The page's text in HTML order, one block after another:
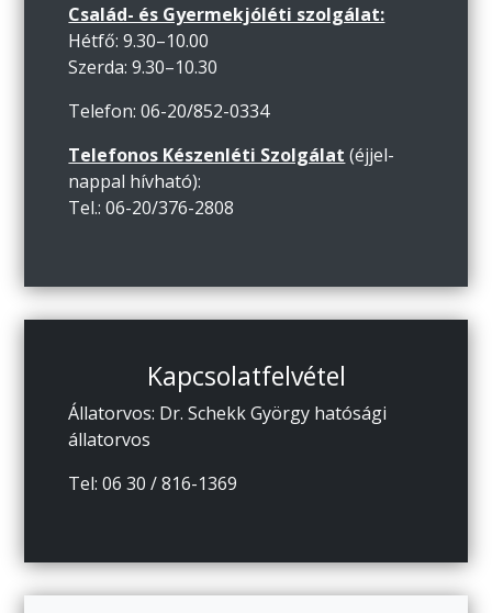
Család- és Gyermekjóléti szolgálat:
Hétfő: 9.30–10.00
Szerda: 9.30–10.30
Telefon: 06-20/852-0334
Telefonos Készenléti Szolgálat (éjjel-
nappal hívható):
Tel.: 06-20/376-2808
Kapcsolatfelvétel
Állatorvos: Dr. Schekk György hatósági
állatorvos
Tel: 06 30 / 816-1369